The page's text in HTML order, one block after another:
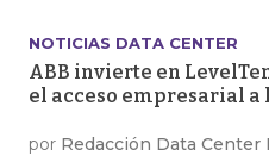
NOTICIAS DATA CENTER
ABB invierte en
el acceso empresarial
por Redacción Data Center